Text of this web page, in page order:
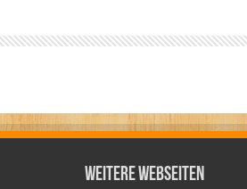
Weitere Webseiten